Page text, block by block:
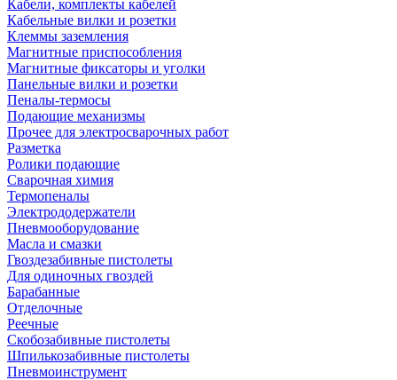
Кабели, комплекты кабелей
Кабельные вилки и розетки
Клеммы заземления
Магнитные приспособления
Магнитные фиксаторы и уголки
Панельные вилки и розетки
Пеналы-термосы
Подающие механизмы
Прочее для электросварочных работ
Разметка
Ролики подающие
Сварочная химия
Термопеналы
Электрододержатели
Пневмооборудование
Масла и смазки
Гвоздезабивные пистолеты
Для одиночных гвоздей
Барабанные
Отделочные
Реечные
Скобозабивные пистолеты
Шпилькозабивные пистолеты
Пневмоинструмент